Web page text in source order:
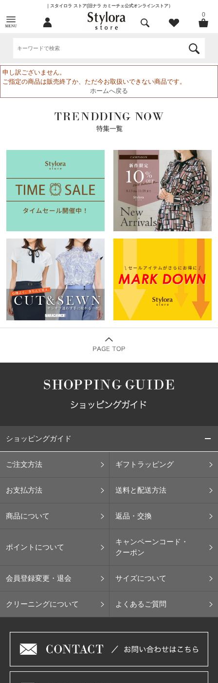
｜スタイロラ ストア(旧ナラ カミーチェ公式オンラインストア）
0
申し訳ございません。
ご指定の商品は販売終了か、ただ今お取扱いできない商品です。
ホームへ戻る
ショッピングガイド
ご注文方法 ギフトラッピング
お支払方法 送料と配送方法
商品について 返品・交換
ポイントについて
キャンペーンコード・
クーポン
会員登録変更・退会 サイズについて
クリーニングについて よくあるご質問